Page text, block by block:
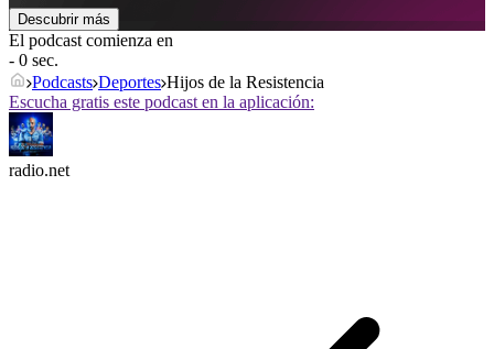
Descubrir más
El podcast comienza en
- 0 sec.
Podcasts Deportes Hijos de la Resistencia
Escucha gratis este podcast en la aplicación:
radio.net